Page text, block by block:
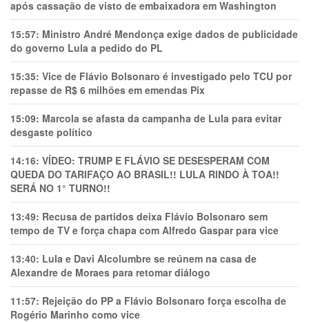
após cassação de visto de embaixadora em Washington
15:57: Ministro André Mendonça exige dados de publicidade
do governo Lula a pedido do PL
15:35: Vice de Flávio Bolsonaro é investigado pelo TCU por
repasse de R$ 6 milhões em emendas Pix
15:09: Marcola se afasta da campanha de Lula para evitar
desgaste político
14:16: VÍDEO: TRUMP E FLÁVIO SE DESESPERAM COM
QUEDA DO TARIFAÇO AO BRASIL!! LULA RINDO À TOA!!
SERÁ NO 1° TURNO!!
13:49: Recusa de partidos deixa Flávio Bolsonaro sem
tempo de TV e força chapa com Alfredo Gaspar para vice
13:40: Lula e Davi Alcolumbre se reúnem na casa de
Alexandre de Moraes para retomar diálogo
11:57: Rejeição do PP a Flávio Bolsonaro força escolha de
Rogério Marinho como vice